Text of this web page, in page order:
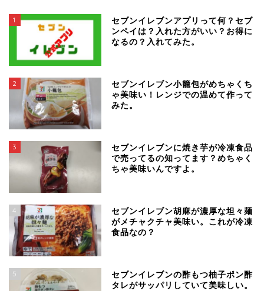
1
セブンイレブンアプリって何？セブ
ンペイは？入れた方がいい？お得に
なるの？入れてみた。
2
セブンイレブン小籠包がめちゃくち
ゃ美味い！レンジでの温めて作って
みた。
3
セブンイレブンに焼き芋が冷凍食品
で売ってるの知ってます？めちゃく
ちゃ美味いんですよ。
4
セブンイレブン胡麻が濃厚な坦々麺
がメチャクチャ美味い。これが冷凍
食品なの？
5
セブンイレブンの酢もつ柚子ポン酢
タレがサッパリしていて美味しい。